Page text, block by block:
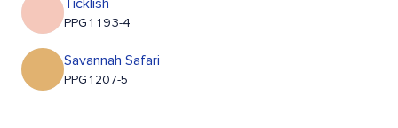
Ticklish
PPG1193-4
Savannah Safari
PPG1207-5